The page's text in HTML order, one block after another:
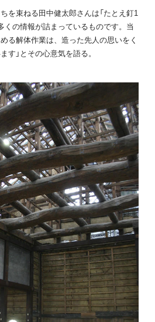
を束ねる田中健太郎さんは「たとえ釘1
くの情報が詰まっているものです。当
る解体作業は、造った先人の思いをく
」とその心意気を語る。